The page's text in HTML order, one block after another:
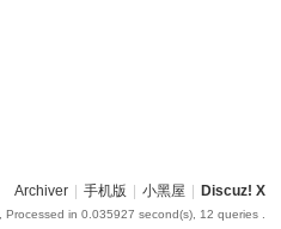
Archiver 手机版 小黑屋 Discuz! X
, Processed in 0.035927 second(s), 12 queries .